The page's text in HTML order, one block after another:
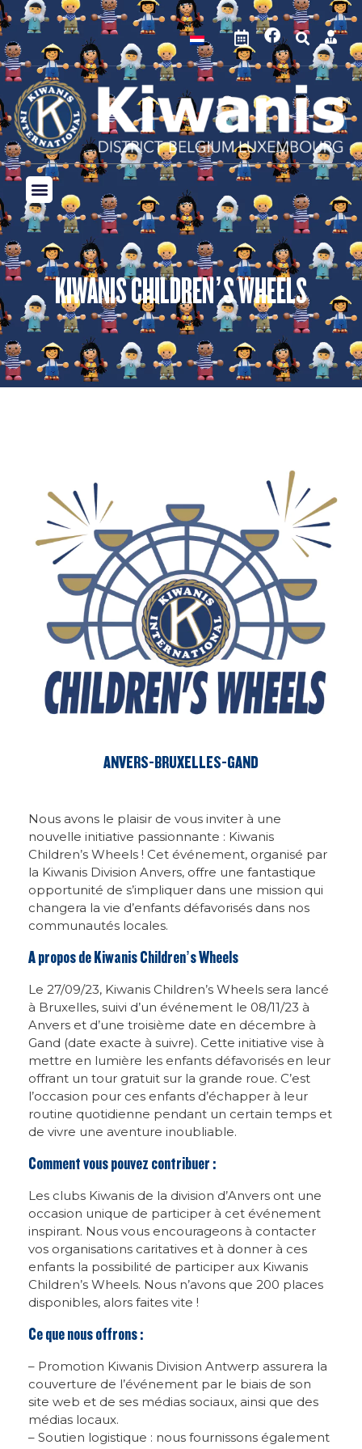
KIWANIS CHILDREN’S WHEELS
ANVERS-BRUXELLES-GAND
Nous avons le plaisir de vous inviter à une
nouvelle initiative passionnante : Kiwanis
Children’s Wheels ! Cet événement, organisé par
la Kiwanis Division Anvers, offre une fantastique
opportunité de s’impliquer dans une mission qui
changera la vie d’enfants défavorisés dans nos
communautés locales.
A propos de Kiwanis Children’s Wheels
Le 27/09/23, Kiwanis Children’s Wheels sera lancé
à Bruxelles, suivi d’un événement le 08/11/23 à
Anvers et d’une troisième date en décembre à
Gand (date exacte à suivre). Cette initiative vise à
mettre en lumière les enfants défavorisés en leur
offrant un tour gratuit sur la grande roue. C’est
l’occasion pour ces enfants d’échapper à leur
routine quotidienne pendant un certain temps et
de vivre une aventure inoubliable.
Comment vous pouvez contribuer :
Les clubs Kiwanis de la division d’Anvers ont une
occasion unique de participer à cet événement
inspirant. Nous vous encourageons à contacter
vos organisations caritatives et à donner à ces
enfants la possibilité de participer aux Kiwanis
Children’s Wheels. Nous n’avons que 200 places
disponibles, alors faites vite !
Ce que nous offrons :
– Promotion Kiwanis Division Antwerp assurera la
couverture de l’événement par le biais de son
site web et de ses médias sociaux, ainsi que des
médias locaux.
– Soutien logistique : nous fournissons également